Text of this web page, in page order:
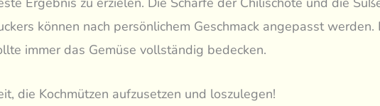
können nach persönlichem Geschmack angepasst werden.
immer das Gemüse vollständig bedecken.
die Kochmützen aufzusetzen und loszulegen!